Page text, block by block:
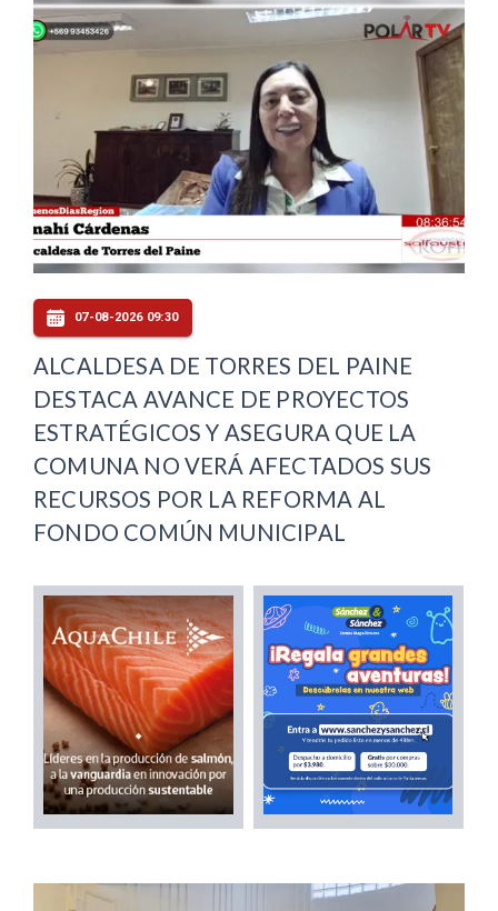
07-08-2026 09:30
ALCALDESA DE TORRES DEL PAINE
DESTACA AVANCE DE PROYECTOS
ESTRATÉGICOS Y ASEGURA QUE LA
COMUNA NO VERÁ AFECTADOS SUS
RECURSOS POR LA REFORMA AL
FONDO COMÚN MUNICIPAL